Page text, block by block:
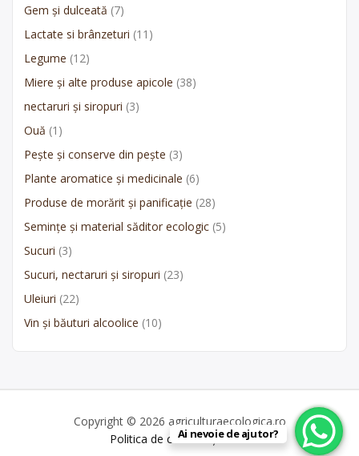
Gem și dulceată (7)
Lactate si brânzeturi (11)
Legume (12)
Miere și alte produse apicole (38)
nectaruri și siropuri (3)
Ouă (1)
Pește și conserve din pește (3)
Plante aromatice și medicinale (6)
Produse de morărit și panificație (28)
Semințe și material săditor ecologic (5)
Sucuri (3)
Sucuri, nectaruri și siropuri (23)
Uleiuri (22)
Vin și băuturi alcoolice (10)
Copyright © 2026 agriculturaecologica.ro
Politica de confidențialitate
Ai nevoie de ajutor?